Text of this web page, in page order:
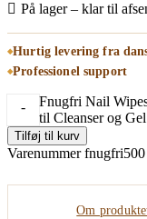
På lager – klar til
Hurtig levering fra
Professionel support
-
Fnugfri Nail
til Cleanser og
Tilføj til kurv
Varenummerfnugfri500
Om